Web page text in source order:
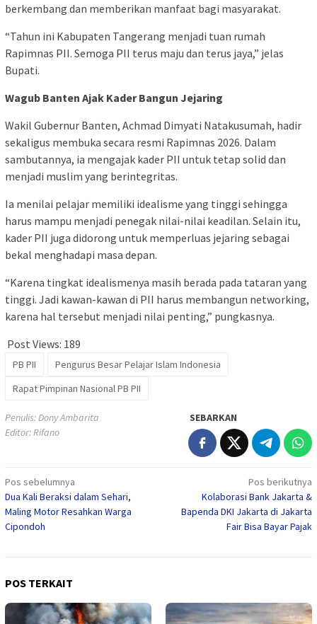
berkembang dan memberikan manfaat bagi masyarakat.
“Tahun ini Kabupaten Tangerang menjadi tuan rumah
Rapimnas PII. Semoga PII terus maju dan terus jaya,” jelas
Bupati.
Wagub Banten Ajak Kader Bangun Jejaring
Wakil Gubernur Banten, Achmad Dimyati Natakusumah, hadir
sekaligus membuka secara resmi Rapimnas 2026. Dalam
sambutannya, ia mengajak kader PII untuk tetap solid dan
menjadi muslim yang berintegritas.
Ia menilai pelajar memiliki idealisme yang tinggi sehingga
harus mampu menjadi penegak nilai-nilai keadilan. Selain itu,
kader PII juga didorong untuk memperluas jejaring sebagai
bekal menghadapi masa depan.
“Karena tingkat idealismenya masih berada pada tataran yang
tinggi. Jadi kawan-kawan di PII harus membangun networking,
karena hal tersebut menjadi nilai penting,” pungkasnya.
Post Views: 189
PB PII
Pengurus Besar Pelajar Islam Indonesia
Rapat Pimpinan Nasional PB PII
Penulis: Dony Ambarita
Editor: Rifano
SEBARKAN
Navigasi
pos
Pos sebelumnya
Dua Kali Beraksi dalam Sehari,
Maling Motor Resahkan Warga
Cipondoh
Pos berikutnya
Kolaborasi Bank Jakarta &
Bapenda DKI Jakarta di Jakarta
Fair Bisa Bayar Pajak
POS TERKAIT